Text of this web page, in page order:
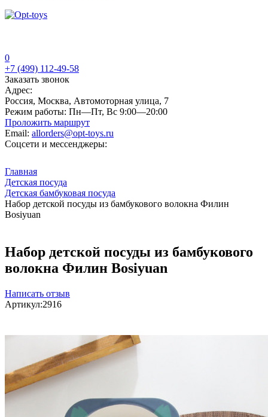
0
+7 (499) 112-49-58
Заказать звонок
Адрес:
Россия, Москва, Автомоторная улица, 7
Режим работы: Пн—Пт, Вс 9:00—20:00
Проложить маршрут
Email: allorders@opt-toys.ru
Соцсети и мессенджеры:
Главная
Детская посуда
Детская бамбуковая посуда
Набор детской посуды из бамбукового волокна Филин
Bosiyuan
Набор детской посуды из бамбукового
волокна Филин Bosiyuan
Написать отзыв
Артикул:2916